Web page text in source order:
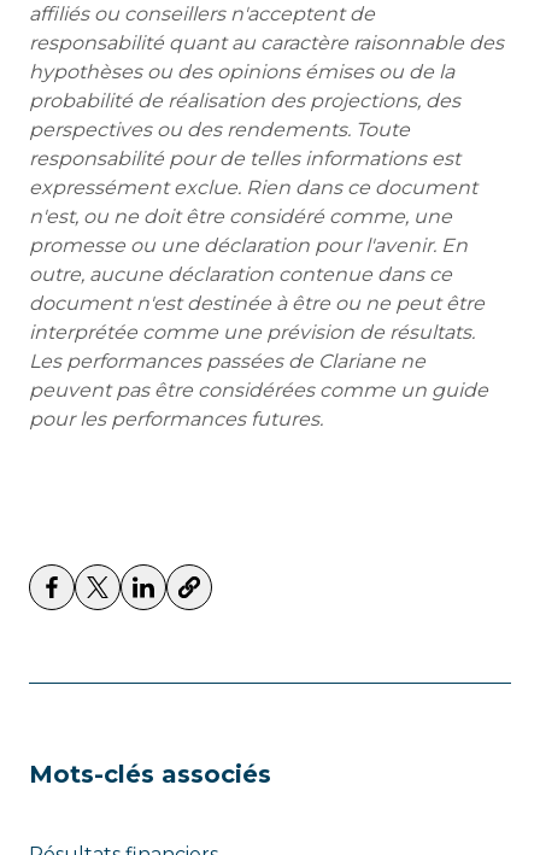
affiliés ou conseillers n'acceptent de
responsabilité quant au caractère raisonnable des
hypothèses ou des opinions émises ou de la
probabilité de réalisation des projections, des
perspectives ou des rendements. Toute
responsabilité pour de telles informations est
expressément exclue. Rien dans ce document
n'est, ou ne doit être considéré comme, une
promesse ou une déclaration pour l'avenir. En
outre, aucune déclaration contenue dans ce
document n'est destinée à être ou ne peut être
interprétée comme une prévision de résultats.
Les performances passées de Clariane ne
peuvent pas être considérées comme un guide
pour les performances futures.
Mots-clés associés